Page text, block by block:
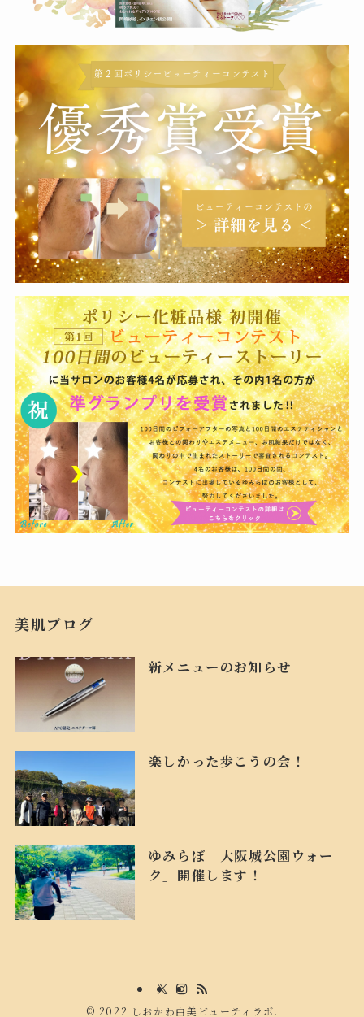
美肌ブログ
新メニューのお知らせ
楽しかった歩こうの会！
ゆみらぼ「大阪城公園ウォー
ク」開催します！
© 2022 しおかわ由美ビューティラボ.